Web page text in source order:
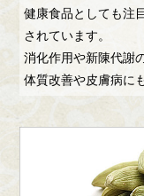
健康食品としても注
されています。
消化作用や新陳代謝
体質改善や皮膚病に